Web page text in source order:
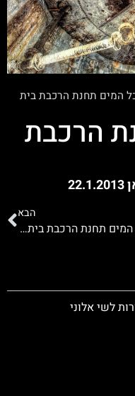
המים תחנת הרכבת בית
הרכבת
הבא
מגדל המים תחנת הרכבת בית שאן